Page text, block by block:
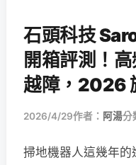
石頭科技
開箱評測！
越障，2026
2026/4/29作者： 阿湯分
掃地機器人這幾年